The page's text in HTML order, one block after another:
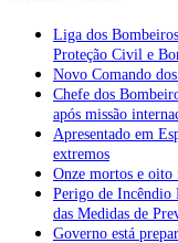
Liga dos
Proteção Civil e
Novo Comando
Chefe dos
após missão
Apresentado em
extremos
Onze mortos e oito
Perigo de Incêndio
das Medidas de
Governo está